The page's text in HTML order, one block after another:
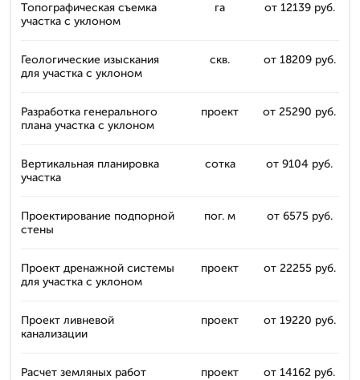
Топографическая съемка
участка с уклоном
га от 12139 руб.
Геологические изыскания
для участка с уклоном
скв. от 18209 руб.
Разработка генерального
плана участка с уклоном
проект от 25290 руб.
Вертикальная планировка
участка
сотка от 9104 руб.
Проектирование подпорной
стены
пог. м от 6575 руб.
Проект дренажной системы
для участка с уклоном
проект от 22255 руб.
Проект ливневой
канализации
проект от 19220 руб.
Расчет земляных работ проект от 14162 руб.